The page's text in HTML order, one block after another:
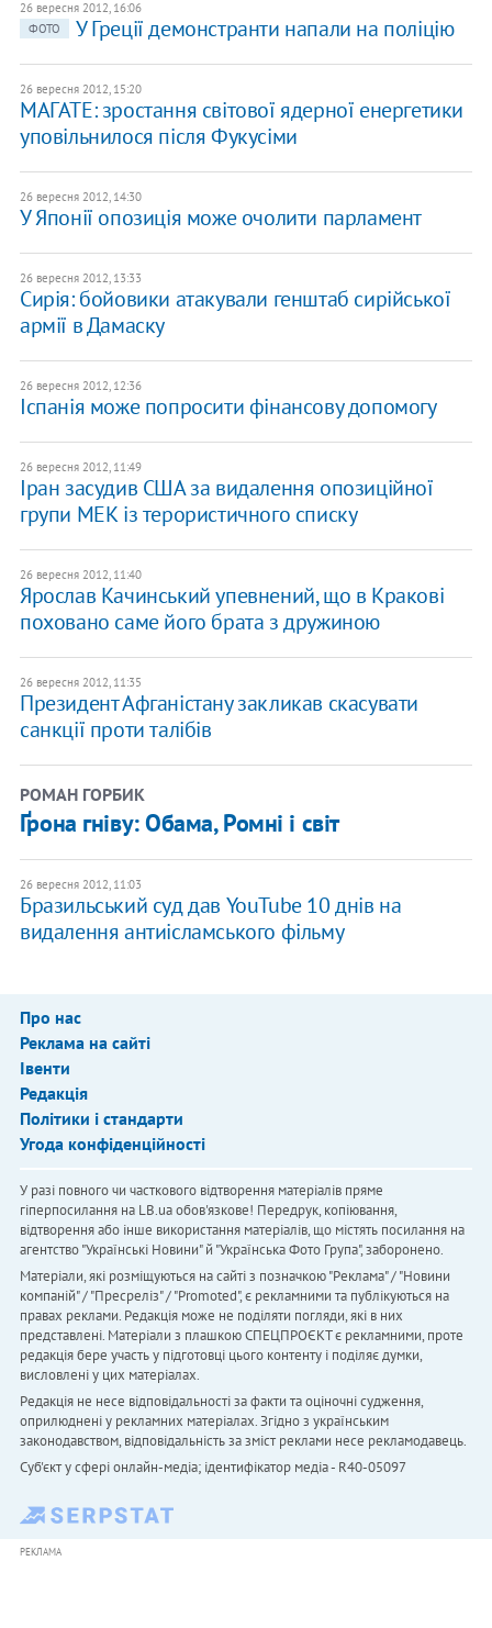
26 вересня 2012, 16:06
ФОТО
У Греції демонстранти напали на поліцію
26 вересня 2012, 15:20
МАГАТЕ: зростання світової ядерної енергетики
уповільнилося після Фукусіми
26 вересня 2012, 14:30
У Японії опозиція може очолити парламент
26 вересня 2012, 13:33
Сирія: бойовики атакували генштаб сирійської
армії в Дамаску
26 вересня 2012, 12:36
Іспанія може попросити фінансову допомогу
26 вересня 2012, 11:49
​Іран засудив США за видалення опозиційної
групи МЕК із терористичного списку
26 вересня 2012, 11:40
Ярослав Качинський упевнений, що в Кракові
поховано саме його брата з дружиною
26 вересня 2012, 11:35
Президент Афганістану закликав скасувати
санкції проти талібів
РОМАН ГОРБИК
Ґрона гніву: Обама, Ромні і світ
26 вересня 2012, 11:03
Бразильський суд дав YouTube 10 днів на
видалення антиісламського фільму
Про нас
Реклама на сайті
Івенти
Редакція
Політики і стандарти
Угода конфіденційності
У разі повного чи часткового відтворення матеріалів пряме
гіперпосилання на LB.ua обов'язкове! Передрук, копіювання,
відтворення або інше використання матеріалів, що містять посилання на
агентство "Українськi Новини" й "Українська Фото Група", заборонено.
Матеріали, які розміщуються на сайті з позначкою "Реклама" / "Новини
компаній" / "Пресреліз" / "Promoted", є рекламними та публікуються на
правах реклами. Редакція може не поділяти погляди, які в них
представлені. Матеріали з плашкою СПЕЦПРОЄКТ є рекламними, проте
редакція бере участь у підготовці цього контенту і поділяє думки,
висловлені у цих матеріалах.
Редакція не несе відповідальності за факти та оціночні судження,
оприлюднені у рекламних матеріалах. Згідно з українським
законодавством, відповідальність за зміст реклами несе рекламодавець.
Cуб'єкт у сфері онлайн-медіа; ідентифікатор медіа - R40-05097
РЕКЛАМА